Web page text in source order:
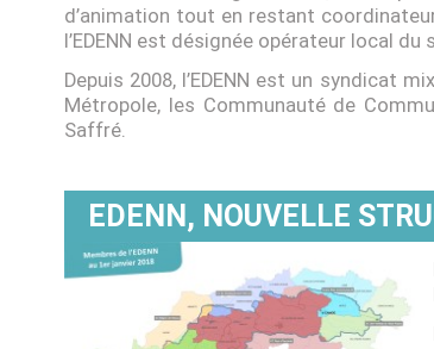
d’animation tout en restant
l’EDENN est désignée opérateur local
Depuis 2008, l’EDENN est un syndicat
Métropole, les Communauté de
Saffré.
EDENN, NOUVELLE